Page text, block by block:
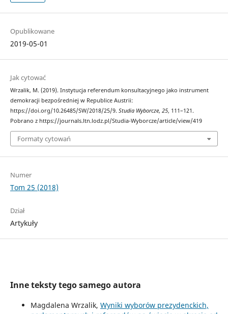
Opublikowane
2019-05-01
Jak cytować
Wrzalik, M. (2019). Instytucja referendum konsultacyjnego jako instrument
demokracji bezpośredniej w Republice Austrii:
https://doi.org/10.26485/SW/2018/25/9. Studia Wyborcze, 25, 111–121.
Pobrano z https://journals.ltn.lodz.pl/Studia-Wyborcze/article/view/419
Formaty cytowań
Numer
Tom 25 (2018)
Dział
Artykuły
Inne teksty tego samego autora
Magdalena Wrzalik, Wyniki wyborów prezydenckich,